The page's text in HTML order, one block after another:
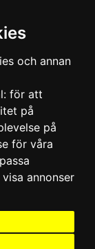
och annan
för att
på
på
för våra
annonser